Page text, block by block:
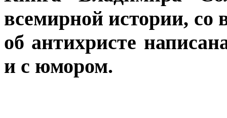
всемирной истории, со
об антихристе
и с юмором.